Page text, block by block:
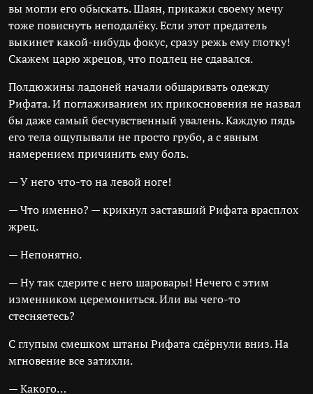
вы могли его обыскать. Шаян, прикажи своему мечу
тоже повиснуть неподалёку. Если этот предатель
выкинет какой-нибудь фокус, сразу режь ему глотку!
Скажем царю жрецов, что подлец не сдавался.
Полдюжины ладоней начали обшаривать одежду
Рифата. И поглаживанием их прикосновения не назвал
бы даже самый бесчувственный увалень. Каждую пядь
его тела ощупывали не просто грубо, а с явным
намерением причинить ему боль.
— У него что-то на левой ноге!
— Что именно? — крикнул заставший Рифата врасплох
жрец.
— Непонятно.
— Ну так сдерите с него шаровары! Нечего с этим
изменником церемониться. Или вы чего-то
стесняетесь?
С глупым смешком штаны Рифата сдёрнули вниз. На
мгновение все затихли.
— Какого…